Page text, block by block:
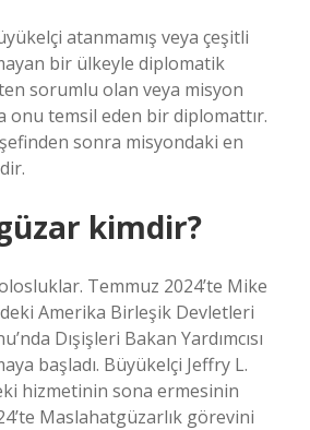
atanmamış veya çeşitli
bir ülkeyle diplomatik
sorumlu olan veya misyon
onu temsil eden bir diplomattır.
sonra misyondaki en
kimdir?
Temmuz 2024’te Mike
Amerika Birleşik Devletleri
Dışişleri Bakan Yardımcısı
başladı. Büyükelçi Jeffry L.
hizmetinin sona ermesinin
Maslahatgüzarlık görevini